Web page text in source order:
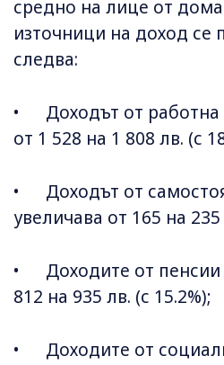
средно на лице от
източници на доход се
следва:
• Доходът от работна
от 1 528 на 1 808 лв. (с
• Доходът от
увеличава от 165 на 235
• Доходите от пенсии
812 на 935 лв. (с 15.2%);
• Доходите от